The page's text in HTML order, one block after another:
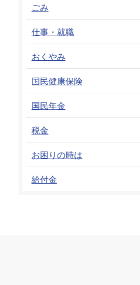
ごみ
仕事・就職
おくやみ
国民健康保険
国民年金
税金
お困りの時は
給付金